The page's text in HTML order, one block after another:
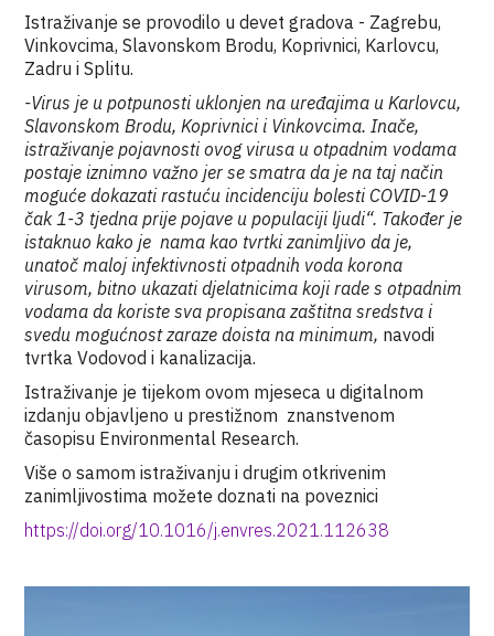
Istraživanje se provodilo u devet gradova - Zagrebu,
Vinkovcima, Slavonskom Brodu, Koprivnici, Karlovcu,
Zadru i Splitu.
-Virus je u potpunosti uklonjen na uređajima u Karlovcu,
Slavonskom Brodu, Koprivnici i Vinkovcima. Inače,
istraživanje pojavnosti ovog virusa u otpadnim vodama
postaje iznimno važno jer se smatra da je na taj način
moguće dokazati rastuću incidenciju bolesti COVID-19
čak 1-3 tjedna prije pojave u populaciji ljudi“. Također je
istaknuo kako je nama kao tvrtki zanimljivo da je,
unatoč maloj infektivnosti otpadnih voda korona
virusom, bitno ukazati djelatnicima koji rade s otpadnim
vodama da koriste sva propisana zaštitna sredstva i
svedu mogućnost zaraze doista na minimum, navodi
tvrtka Vodovod i kanalizacija.
Istraživanje je tijekom ovom mjeseca u digitalnom
izdanju objavljeno u prestižnom znanstvenom
časopisu Environmental Research.
Više o samom istraživanju i drugim otkrivenim
zanimljivostima možete doznati na poveznici
https://doi.org/10.1016/j.envres.2021.112638